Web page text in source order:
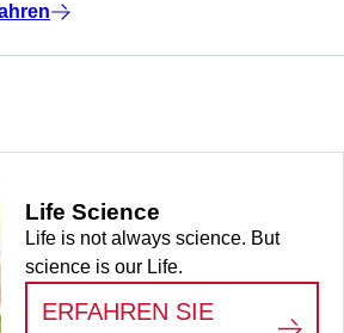
Life Science
Life is not always science. But
science is our Life.
ERFAHREN SIE